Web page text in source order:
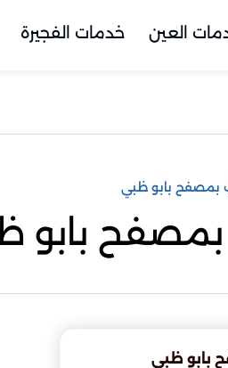
العين خدمات الفجيرة
بمصفح بابو ظبي
بمصفح بابو
بابو ظبي